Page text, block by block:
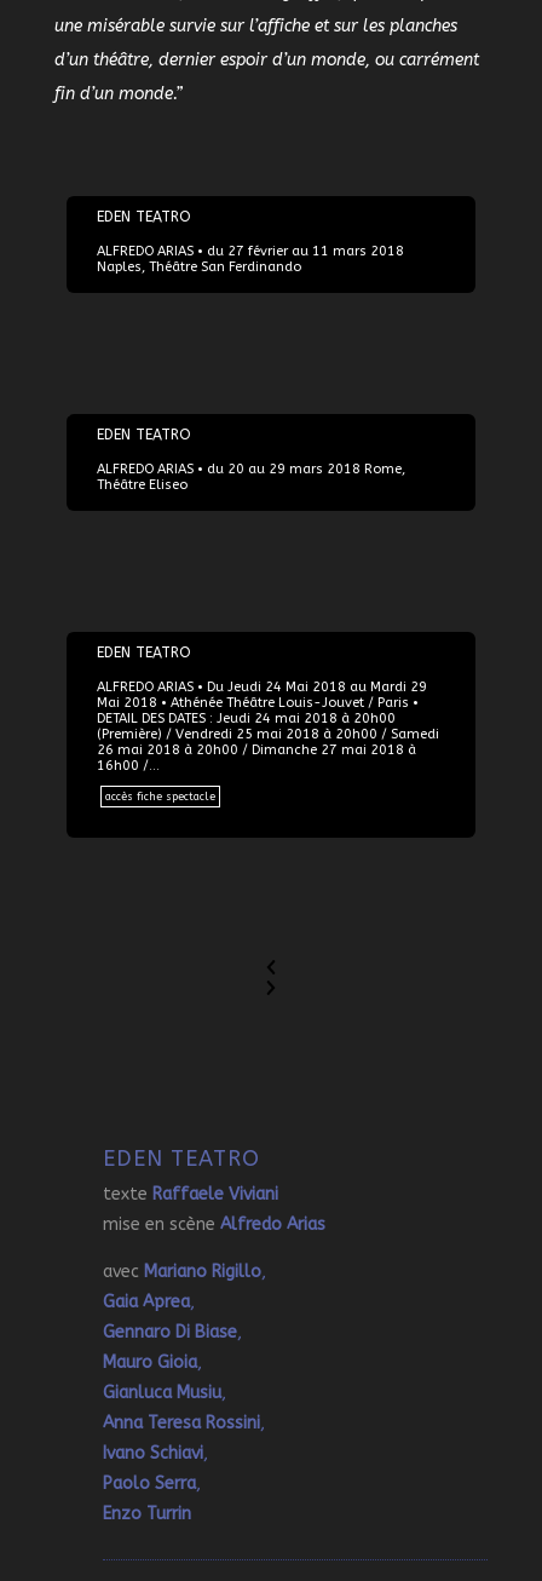
une misérable survie sur l’affiche et sur les planches
d’un théâtre, dernier espoir d’un monde, ou carrément
fin d’un monde.”
27/02/2018
EDEN TEATRO
ALFREDO ARIAS • du 27 février au 11 mars 2018
Naples, Théâtre San Ferdinando
20/03/2018
EDEN TEATRO
ALFREDO ARIAS • du 20 au 29 mars 2018 Rome,
Théâtre Eliseo
24/05/2018
EDEN TEATRO
ALFREDO ARIAS • Du Jeudi 24 Mai 2018 au Mardi 29
Mai 2018 • Athénée Théâtre Louis-Jouvet / Paris •
DETAIL DES DATES : Jeudi 24 mai 2018 à 20h00
(Première) / Vendredi 25 mai 2018 à 20h00 / Samedi
26 mai 2018 à 20h00 / Dimanche 27 mai 2018 à
16h00 /…
accès fiche spectacle
EDEN TEATRO
texte Raffaele Viviani
mise en scène Alfredo Arias
avec Mariano Rigillo,
Gaia Aprea,
Gennaro Di Biase,
Mauro Gioia,
Gianluca Musiu,
Anna Teresa Rossini,
Ivano Schiavi,
Paolo Serra,
Enzo Turrin